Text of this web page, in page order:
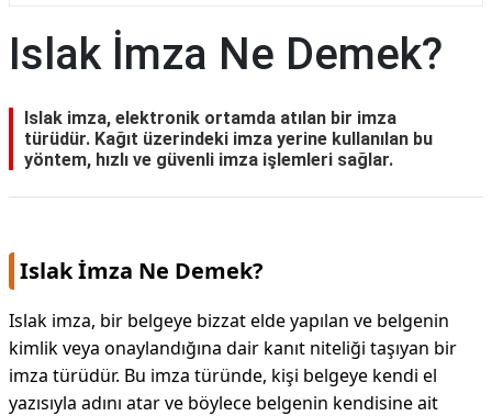
RÜYA
GEZİLECEK
YERLER
Islak İmza Ne Demek?
Islak imza, elektronik ortamda atılan bir imza
türüdür. Kağıt üzerindeki imza yerine kullanılan bu
yöntem, hızlı ve güvenli imza işlemleri sağlar.
Islak İmza Ne Demek?
Islak imza, bir belgeye bizzat elde yapılan ve belgenin
kimlik veya onaylandığına dair kanıt niteliği taşıyan bir
imza türüdür. Bu imza türünde, kişi belgeye kendi el
yazısıyla adını atar ve böylece belgenin kendisine ait